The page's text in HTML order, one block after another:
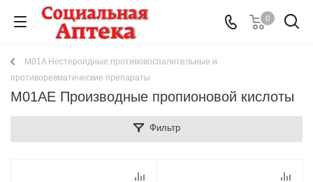
0
M01A Нестероидные противовоспалительные и
противоревматические препараты
M01AE Производные пропионовой кислоты
Фильтр